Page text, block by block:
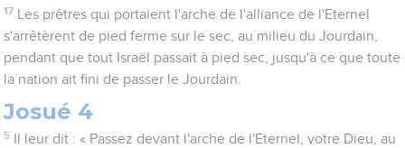
17
Les prêtres qui portaient l'arche de l'alliance de l'Eternel
s'arrêtèrent de pied ferme sur le sec, au milieu du Jourdain,
pendant que tout Israël passait à pied sec, jusqu'à ce que toute
la nation ait fini de passer le Jourdain.
Josué 4
5
Il leur dit : « Passez devant l'arche de l'Eternel, votre Dieu, au